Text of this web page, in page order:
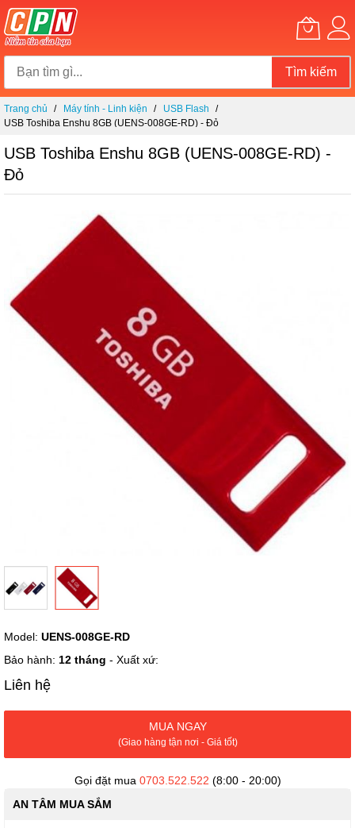
Tìm kiếm
Chuyển
đến
dung
Trang chủ Máy tính - Linh kiện
USB Flash
USB Toshiba Enshu 8GB (UENS-008GE-RD) - Đỏ
USB Toshiba Enshu 8GB (UENS-008GE-RD) -
Đỏ
thư
viện
hình
đến
phần
của
viện
Model: UENS-008GE-RD
Bảo hành: 12 tháng - Xuất xứ:
Liên hệ
MUA NGAY
(Giao hàng tận nơi - Giá tốt)
Gọi đặt mua 0703.522.522 (8:00 - 20:00)
AN TÂM MUA SẮM